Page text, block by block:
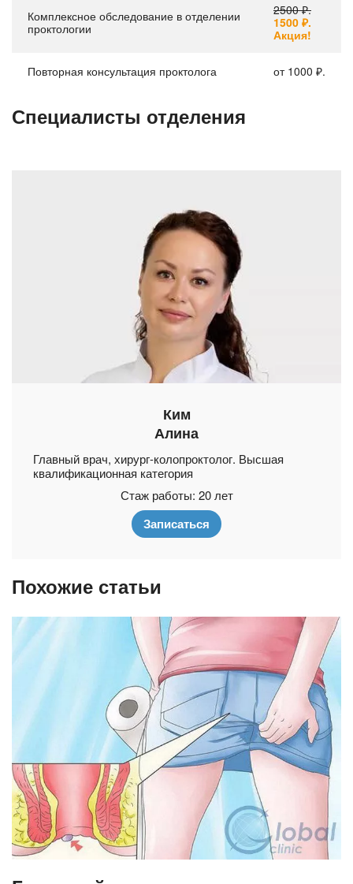
Комплексное обследование в отделении
проктологии
2500 ₽.
1500 ₽.
Акция!
Повторная консультация проктолога от 1000 ₽.
Специалисты отделения
Ким
Алина
Главный врач, хирург-колопроктолог. Высшая
квалификационная категория
Стаж работы: 20 лет
Записаться
Похожие статьи